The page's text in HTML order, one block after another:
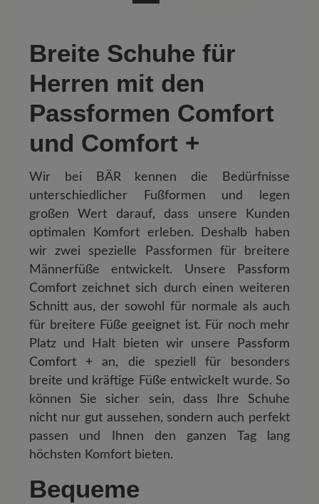
Breite Schuhe für
Herren mit den
Passformen Comfort
und Comfort +
Wir bei BÄR kennen die Bedürfnisse
unterschiedlicher Fußformen und legen
großen Wert darauf, dass unsere Kunden
optimalen Komfort erleben. Deshalb haben
wir zwei spezielle Passformen für breitere
Männerfüße entwickelt. Unsere
Passform
Comfort zeichnet sich durch einen weiteren
Schnitt aus, der sowohl für normale als auch
für breitere Füße geeignet ist. Für noch mehr
Platz und Halt bieten wir unsere
Passform
Comfort + an, die speziell für besonders
breite und kräftige Füße entwickelt wurde. So
können Sie sicher sein, dass Ihre Schuhe
nicht nur gut aussehen, sondern auch perfekt
passen und Ihnen den ganzen Tag lang
höchsten Komfort bieten.
Bequeme